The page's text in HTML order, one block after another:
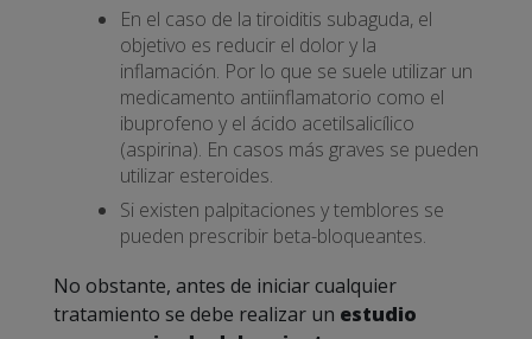
En el caso de la tiroiditis subaguda, el
objetivo es reducir el dolor y la
inflamación. Por lo que se suele utilizar un
medicamento antiinflamatorio como el
ibuprofeno y el ácido acetilsalicílico
(aspirina). En casos más graves se pueden
utilizar esteroides.
Si existen palpitaciones y temblores se
pueden prescribir beta-bloqueantes.
No obstante, antes de iniciar cualquier
tratamiento se debe realizar un estudio